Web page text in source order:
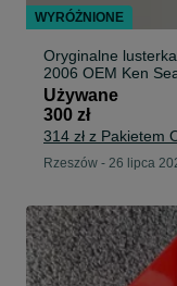
Oryginalne
2006 OEM Ken
Używane
300 zł
314 zł z Pakietem
Rzeszów - 26 lipca
WYRÓŻNIONE